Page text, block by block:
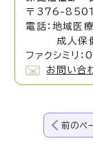
〒376-8501
電話：地域
成人保
ファクシミ
お問い合
前のペ